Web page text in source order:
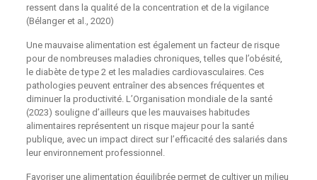
ressent dans la qualité de la concentration et de la vigilance
(Bélanger et al., 2020)
Une mauvaise alimentation est également un facteur de risque
pour de nombreuses maladies chroniques, telles que l’obésité,
le diabète de type 2 et les maladies cardiovasculaires. Ces
pathologies peuvent entraîner des absences fréquentes et
diminuer la productivité. L’Organisation mondiale de la santé
(2023) souligne d’ailleurs que les mauvaises habitudes
alimentaires représentent un risque majeur pour la santé
publique, avec un impact direct sur l’efficacité des salariés dans
leur environnement professionnel.
Favoriser une alimentation équilibrée permet de cultiver un milieu